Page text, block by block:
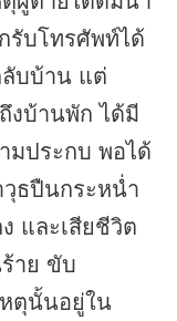
รับโทรศัพท์ได้
บบ้าน แต่
งบ้านพัก ได้มี
มประกบ พอได้
ธปืนกระหน่ำ
และเสียชีวิต
าย ขับ
ตุนั้นอยู่ใน